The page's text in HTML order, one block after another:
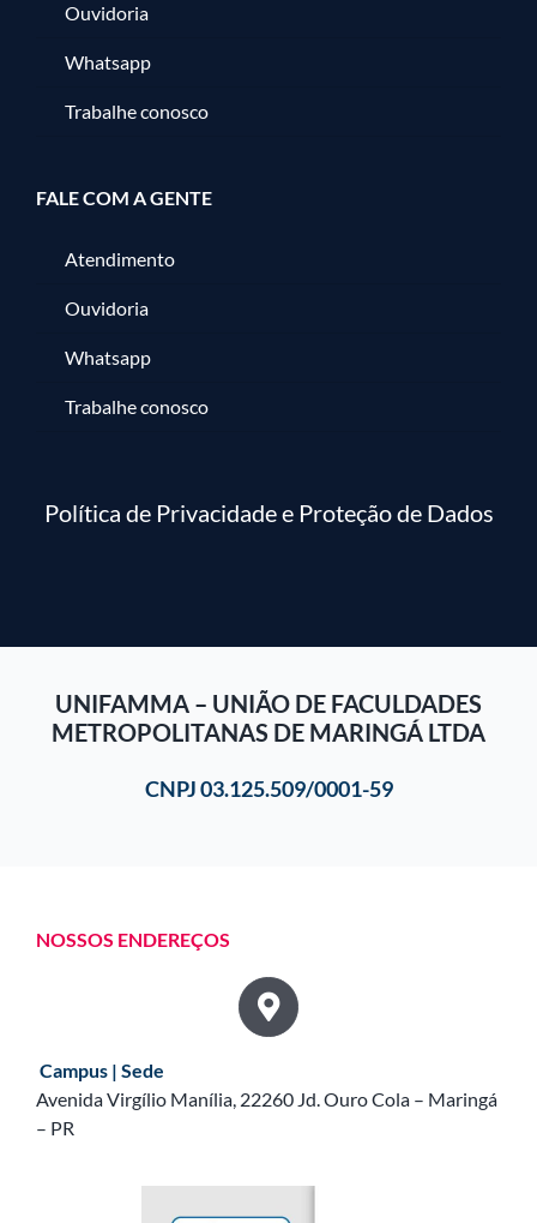
Ouvidoria
Whatsapp
Trabalhe conosco
FALE COM A GENTE
Atendimento
Ouvidoria
Whatsapp
Trabalhe conosco
Política de Privacidade e Proteção de Dados
UNIFAMMA – UNIÃO DE FACULDADES
METROPOLITANAS DE MARINGÁ LTDA
CNPJ 03.125.509/0001-59
NOSSOS ENDEREÇOS
Campus | Sede
Avenida Virgílio Manília, 22260 Jd. Ouro Cola – Maringá
– PR